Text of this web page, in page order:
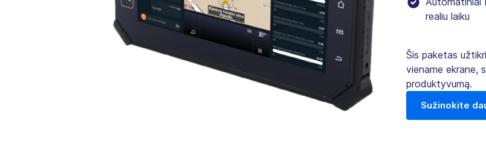
realiu laiku
Šis paketas
viename ekrane,
produktyvumą.
Sužinokite